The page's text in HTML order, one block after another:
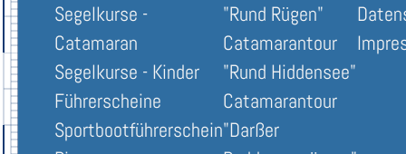
Segelkurse -
Catamaran
Segelkurse - Kinder
Führerscheine
Sportbootführerschein
"Rund Rügen"
Catamarantour
"Rund Hiddensee"
Catamarantour
"Darßer